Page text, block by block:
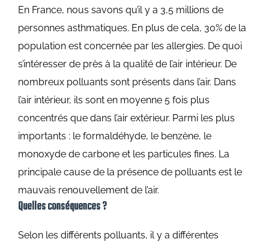
En France, nous savons qu’il y a 3,5 millions de
personnes asthmatiques. En plus de cela, 30% de la
population est concernée par les allergies. De quoi
s’intéresser de près à la qualité de l’air intérieur. De
nombreux polluants sont présents dans l’air. Dans
l’air intérieur, ils sont en moyenne 5 fois plus
concentrés que dans l’air extérieur. Parmi les plus
importants : le formaldéhyde, le benzène, le
monoxyde de carbone et les particules fines. La
principale cause de la présence de polluants est le
mauvais renouvellement de l’air.
Quelles conséquences ?
Selon les différents polluants, il y a différentes